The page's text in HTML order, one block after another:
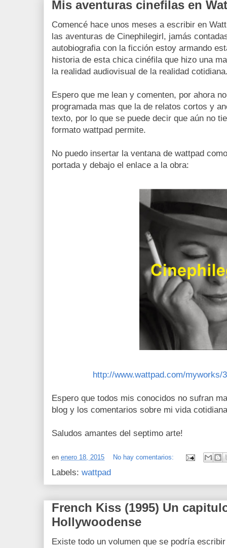
Mis aventuras cinefilas en
Comencé hace unos meses a escribir en
las aventuras de Cinephilegirl, jamás
autobiografia con la ficción estoy armando
historia de esta chica cinéfila que hizo una
la realidad audiovisual de la realidad
Espero que me lean y comenten, por ahora
programada mas que la de relatos cortos y
texto, por lo que se puede decir que aún no
formato wattpad permite.
No puedo insertar la ventana de wattpad
portada y debajo el enlace a la obra:
http://www.wattpad.com/myworks/
Espero que todos mis conocidos no sufran
blog y los comentarios sobre mi vida
Saludos amantes del septimo arte!
en enero 18, 2015 No hay comentarios:
Labels: wattpad
French Kiss (1995) Un
Hollywoodense
Existe todo un volumen que se podría